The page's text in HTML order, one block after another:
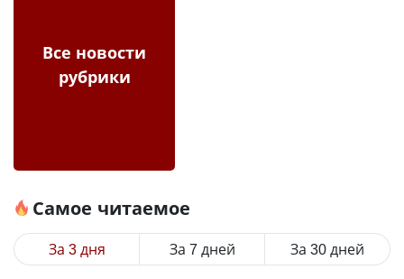
Все новости
рубрики
Самое читаемое
За 3 дня За 7 дней За 30 дней